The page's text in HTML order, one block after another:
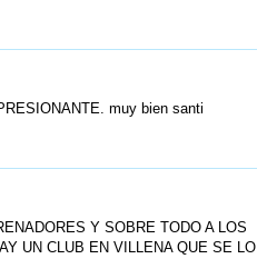
muy bien santi
Y SOBRE TODO A LOS
UN CLUB EN VILLENA QUE SE LO